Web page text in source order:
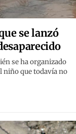
se lanzó
se ha organizado
niño que todavía no